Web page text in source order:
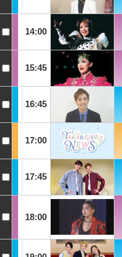
14:00
15:45
16:45
17:00
17:45
18:00